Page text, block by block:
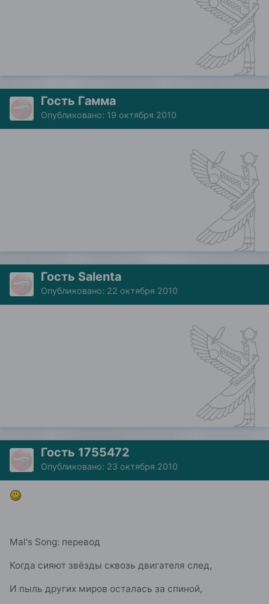
Гость Гамма
Опубликовано: 19 октября 2010
Гость Salenta
Опубликовано: 22 октября 2010
Гость 1755472
Опубликовано: 23 октября 2010
Mal's Song: перевод
Когда сияют звёзды сквозь двигателя след,
И пыль других миров осталась за спиной,